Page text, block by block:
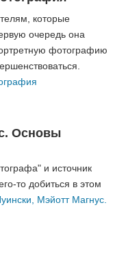
которые
очередь она
фотографию
Основы
и источник
то добиться в этом
Мэйотт Магнус.